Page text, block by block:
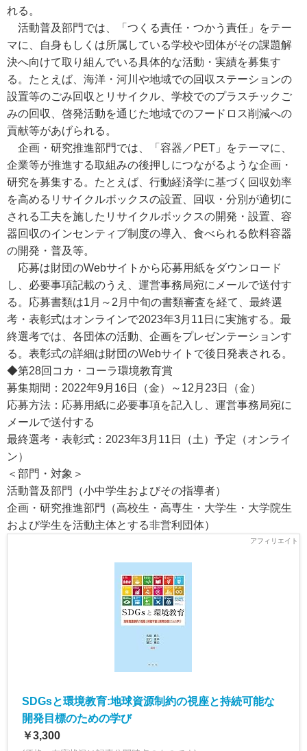
れる。
活動普及部門では、「つくる責任・つかう責任」をテー
マに、自身もしくは所属している学校や団体がその課題解
決へ向けて取り組んでいる具体的な活動・実績を募集す
る。たとえば、海洋・河川や地域での回収ステーションの
設置等のごみ回収とリサイクル、学校でのプラスチックご
みの回収、啓発活動を通じた地域でのフードロス削減への
貢献等があげられる。
企画・研究推進部門では、「容器／PET」をテーマに、
企業等が推進する取組みの後押しにつながるような企画・
研究を募集する。たとえば、行動経済学に基づく回収効率
を高めるリサイクルボックスの設置、回収・分別が適切に
される工夫を施したリサイクルボックスの開発・設置、容
器回収のインセンティブ制度の導入、食べられる飲料容器
の開発・普及等。
応募は財団のWebサイトから応募用紙をダウンロード
し、必要事項記載のうえ、運営事務局宛にメールで送付す
る。応募書類は1月～2月中旬の書類審査を経て、最終選
考・表彰式はオンラインで2023年3月11日に実施する。最
終選考では、各団体の活動、企画をプレゼンテーションす
る。表彰式の詳細は財団のWebサイトで後日発表される。
◆第28回コカ・コーラ環境教育賞
募集期間：2022年9月16日（金）～12月23日（金）
応募方法：応募用紙に必要事項を記入し、運営事務局宛に
メールで送付する
最終選考・表彰式：2023年3月11日（土）予定（オンライ
ン）
＜部門・対象＞
活動普及部門（小中学生およびその指導者）
企画・研究推進部門（高校生・高専生・大学生・大学院生
および学生を活動主体とする非営利団体）
SDGsと環境教育:地球資源制約の視座と持続可能な
開発目標のための学び
￥3,300